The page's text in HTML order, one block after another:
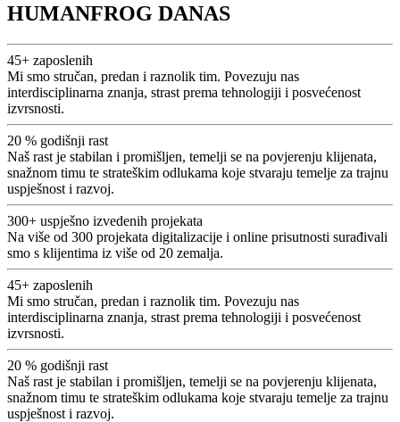
HUMANFROG DANAS
45+ zaposlenih
Mi smo stručan, predan i raznolik tim. Povezuju nas
interdisciplinarna znanja, strast prema tehnologiji i posvećenost
izvrsnosti.
20 % godišnji rast
Naš rast je stabilan i promišljen, temelji se na povjerenju klijenata,
snažnom timu te strateškim odlukama koje stvaraju temelje za trajnu
uspješnost i razvoj.
300+ uspješno izvedenih projekata
Na više od 300 projekata digitalizacije i online prisutnosti surađivali
smo s klijentima iz više od 20 zemalja.
45+ zaposlenih
Mi smo stručan, predan i raznolik tim. Povezuju nas
interdisciplinarna znanja, strast prema tehnologiji i posvećenost
izvrsnosti.
20 % godišnji rast
Naš rast je stabilan i promišljen, temelji se na povjerenju klijenata,
snažnom timu te strateškim odlukama koje stvaraju temelje za trajnu
uspješnost i razvoj.